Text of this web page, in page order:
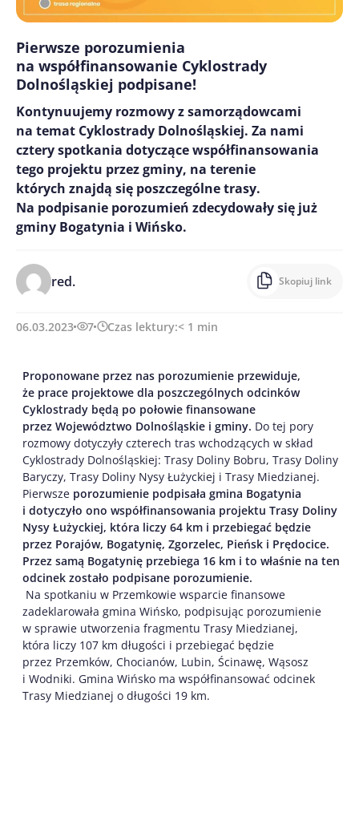
Pierwsze porozumienia
na współfinansowanie Cyklostrady
Dolnośląskiej podpisane!
Kontynuujemy rozmowy z samorządowcami
na temat Cyklostrady Dolnośląskiej. Za nami
cztery spotkania dotyczące współfinansowania
tego projektu przez gminy, na terenie
których znajdą się poszczególne trasy.
Na podpisanie porozumień zdecydowały się już
gminy Bogatynia i Wińsko.
red. Skopiuj link
06.03.2023 7 Czas lektury:< 1 min
Proponowane przez nas porozumienie przewiduje,
że prace projektowe dla poszczególnych odcinków
Cyklostrady będą po połowie finansowane
przez Województwo Dolnośląskie i gminy. Do tej pory
rozmowy dotyczyły czterech tras wchodzących w skład
Cyklostrady Dolnośląskiej: Trasy Doliny Bobru, Trasy Doliny
Baryczy, Trasy Doliny Nysy Łużyckiej i Trasy Miedzianej.
Pierwsze porozumienie podpisała gmina Bogatynia
i dotyczyło ono współfinansowania projektu Trasy Doliny
Nysy Łużyckiej, która liczy 64 km i przebiegać będzie
przez Porajów, Bogatynię, Zgorzelec, Pieńsk i Prędocice.
Przez samą Bogatynię przebiega 16 km i to właśnie na ten
odcinek zostało podpisane porozumienie.
Na spotkaniu w Przemkowie wsparcie finansowe
zadeklarowała gmina Wińsko, podpisując porozumienie
w sprawie utworzenia fragmentu Trasy Miedzianej,
która liczy 107 km długości i przebiegać będzie
przez Przemków, Chocianów, Lubin, Ścinawę, Wąsosz
i Wodniki. Gmina Wińsko ma współfinansować odcinek
Trasy Miedzianej o długości 19 km.